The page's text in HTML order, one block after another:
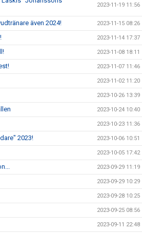
2023-11-19 11:56
även 2024! 2023-11-15 08:26
2023-11-14 17:37
2023-11-08 18:11
2023-11-07 11:46
2023-11-02 11:20
2023-10-26 13:39
2023-10-24 10:40
2023-10-23 11:36
2023! 2023-10-06 10:51
2023-10-05 17:42
2023-09-29 11:19
2023-09-29 10:29
2023-09-28 10:25
2023-09-25 08:56
2023-09-11 22:48